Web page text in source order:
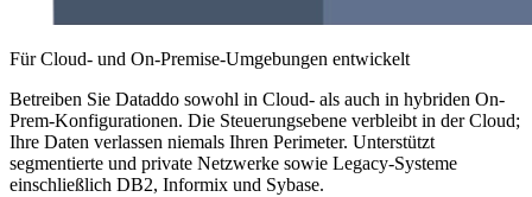
Für Cloud- und On-Premise-Umgebungen entwickelt
Betreiben Sie Dataddo sowohl in Cloud- als auch in hybriden On-
Prem-Konfigurationen. Die Steuerungsebene verbleibt in der Cloud;
Ihre Daten verlassen niemals Ihren Perimeter. Unterstützt
segmentierte und private Netzwerke sowie Legacy-Systeme
einschließlich DB2, Informix und Sybase.